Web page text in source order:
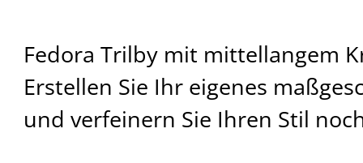
Fedora Trilby mit mittellangem
Erstellen Sie Ihr eigenes
und verfeinern Sie Ihren Stil